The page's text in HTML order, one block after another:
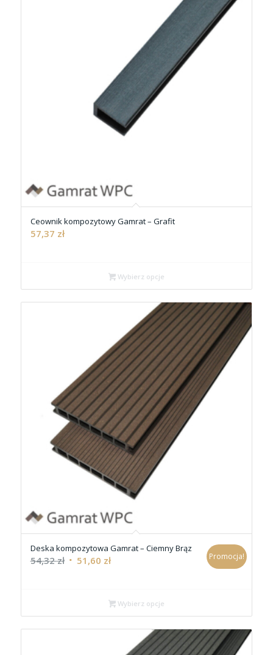
Ceownik kompozytowy Gamrat – Grafit
57,37 zł
Wybierz opcje
Deska kompozytowa Gamrat – Ciemny Brąz
54,32zł 51,60 zł Promocja!
Wybierz opcje